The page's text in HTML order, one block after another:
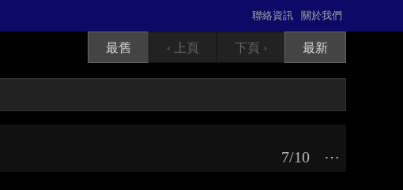
關於我們
聯絡資訊
最舊 ‹ 上頁 下頁 › 最新
⋯
7/10